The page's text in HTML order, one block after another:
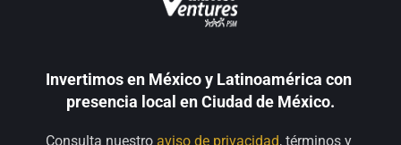
Invertimos en México y Latinoamérica con
presencia local en Ciudad de México.
Consulta nuestro aviso de privacidad, términos y